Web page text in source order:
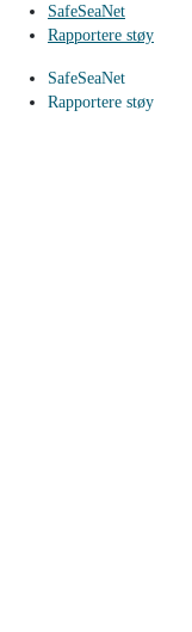
SafeSeaNet
Rapportere støy
SafeSeaNet
Rapportere støy